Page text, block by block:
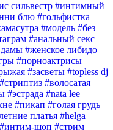
сильвестр #интимный
блю #гольфистка
#модель #без
#анальный секс
дамы #женское либидо
#порноактрисы
#засветы #topless dj
#стриптиз #волосатая
#эстрада #nata lee
#пикап #голая грудь
платья #helga
#интим-шоп #стрим